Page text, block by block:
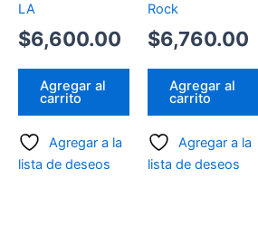
LA
$6,600.00
Agregar al
carrito
Agregar a la
lista de deseos
Rock
$6,760.00
Agregar al
carrito
Agregar a la
lista de deseos